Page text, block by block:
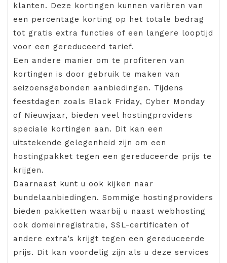
klanten. Deze kortingen kunnen variëren van
een percentage korting op het totale bedrag
tot gratis extra functies of een langere looptijd
voor een gereduceerd tarief.
Een andere manier om te profiteren van
kortingen is door gebruik te maken van
seizoensgebonden aanbiedingen. Tijdens
feestdagen zoals Black Friday, Cyber Monday
of Nieuwjaar, bieden veel hostingproviders
speciale kortingen aan. Dit kan een
uitstekende gelegenheid zijn om een
hostingpakket tegen een gereduceerde prijs te
krijgen.
Daarnaast kunt u ook kijken naar
bundelaanbiedingen. Sommige hostingproviders
bieden pakketten waarbij u naast webhosting
ook domeinregistratie, SSL-certificaten of
andere extra’s krijgt tegen een gereduceerde
prijs. Dit kan voordelig zijn als u deze services